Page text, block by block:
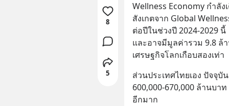
Wellness Economy กำลั
สังเกตจาก Global
ต่อปีในช่วงปี 2024-2029 นี้
และอาจมีมูลค่ารวม 9.8 ล้
เศรษฐกิจโลกเกือบสองเท่า
ส่วนประเทศไทยเอง ปัจจุ
600,000-670,000 ล้านบา
อีกมาก
8
5